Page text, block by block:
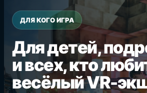
ДЛЯ КОГО ИГРА
Для детей,
и всех, кто
весёлый VR-